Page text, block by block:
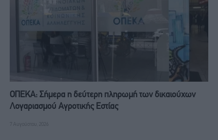
ΟΠΕΚΑ: Σήμερα η δεύτερη πληρωμή των δικαιούχων
Λογαριασμού Αγροτικής Εστίας
7 Αυγούστου, 2026